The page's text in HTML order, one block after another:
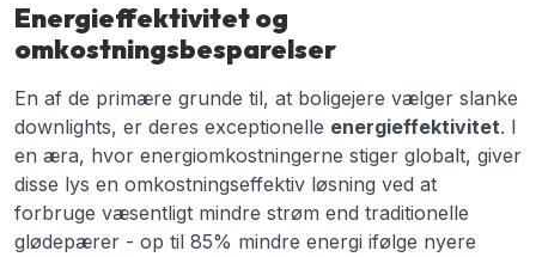
Energieffektivitet og
omkostningsbesparelser
En af de primære grunde til, at boligejere vælger slanke
downlights, er deres exceptionelle energieffektivitet. I
en æra, hvor energiomkostningerne stiger globalt, giver
disse lys en omkostningseffektiv løsning ved at
forbruge væsentligt mindre strøm end traditionelle
glødepærer - op til 85% mindre energi ifølge nyere